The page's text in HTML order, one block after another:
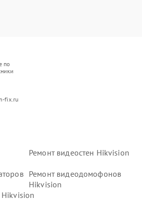
по
fix.ru
Ремонт видеостен Hikvision
Ремонт видеодомофонов
Hikvision
Hikvision